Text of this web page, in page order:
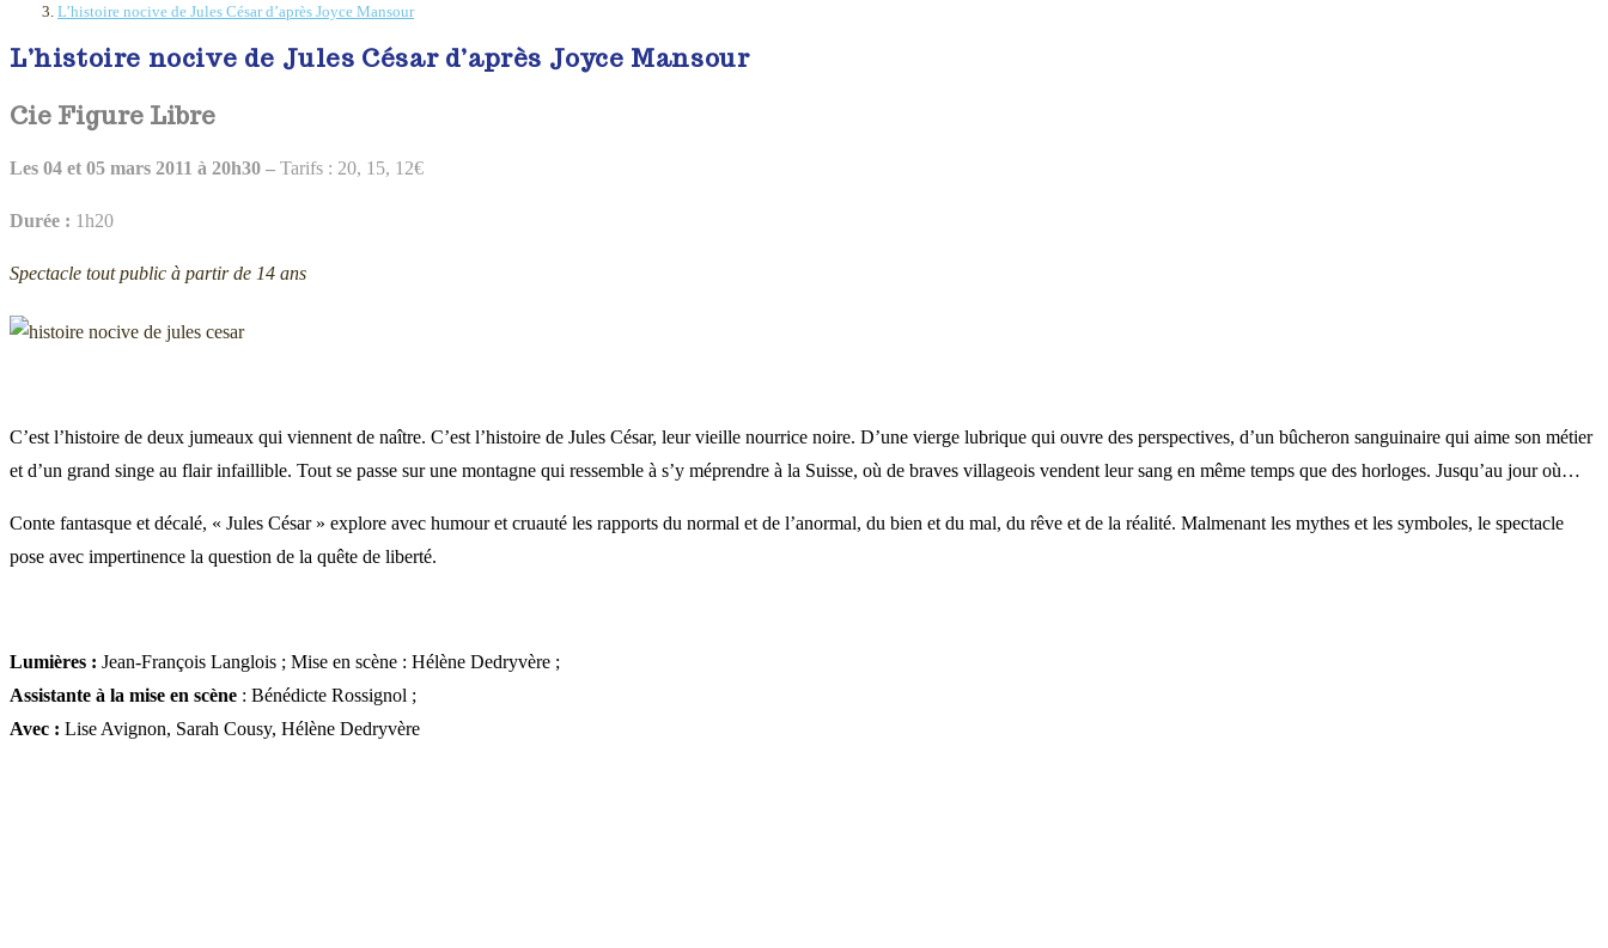
L’histoire nocive de Jules César d’après Joyce Mansour
L’histoire nocive de Jules César d’après Joyce Mansour
Cie Figure Libre
Les 04 et 05 mars 2011 à 20h30 – Tarifs : 20, 15, 12€
Durée : 1h20
Spectacle tout public à partir de 14 ans
C’est l’histoire de deux jumeaux qui viennent de naître. C’est l’histoire de Jules César, leur vieille nourrice noire. D’une vierge lubrique qui ouvre des perspectives, d’un bûcheron sanguinaire qui aime son métier
et d’un grand singe au flair infaillible. Tout se passe sur une montagne qui ressemble à s’y méprendre à la Suisse, où de braves villageois vendent leur sang en même temps que des horloges. Jusqu’au jour où…
Conte fantasque et décalé, « Jules César » explore avec humour et cruauté les rapports du normal et de l’anormal, du bien et du mal, du rêve et de la réalité. Malmenant les mythes et les symboles, le spectacle
pose avec impertinence la question de la quête de liberté.
Lumières : Jean-François Langlois ; Mise en scène : Hélène Dedryvère ;
Assistante à la mise en scène : Bénédicte Rossignol ;
Avec : Lise Avignon, Sarah Cousy, Hélène Dedryvère